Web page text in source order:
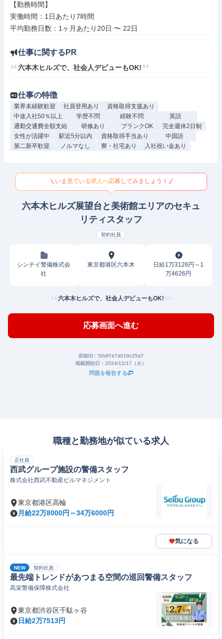
【勤務時間】
実働時間：1日あたり7時間
仕事に関するPR
六本木ヒルズで、社会人デビューもOK!
仕事の特徴
業界未経験歓迎 社員登用あり
資格取得支援あり
中途入社50％以上
学歴不問 経験不問
英語
通勤交通費全額支給
研修あり ブランクOK
完全週休2日制
女性が活躍中
駅近5分以内 資格取得手当あり
中国語
第二新卒歓迎
ノルマなし 寮・社宅あり 入社祝い金あり
いま見ている求人へ応募してみましょう！
六本木ヒルズ展望台と美術館エリアのセキュ
リティスタッフ
契約社員
シンテイ警備株式会
社
東京都港区六本木
日給1万3126円～1
万4626円
六本木ヒルズで、社会人デビューもOK!
応募画面へ進む
原稿ID： 50df747d019c25d7
掲載開始日： 2024/12/17（火）
問題を報告する
職種と勤務地が似ている求人
正社員
西武グループ施設の警備スタッフ
株式会社西武不動産ビルマネジメント
東京都港区高輪
月給22万8000円～34万6000円
気になる
NEW 契約社員
最先端トレンドがあつまる空間の巡回警備スタッフ
高栄警備保障株式会社
東京都渋谷区千駄ヶ谷
日給2万7513円